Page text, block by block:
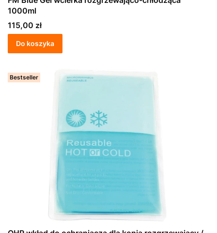
1000ml
Cena
115,00 zł
Do koszyka
Bestseller